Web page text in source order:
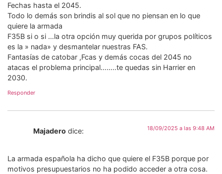
Fechas hasta el 2045.
Todo lo demás son brindis al sol que no piensan en lo que
quiere la armada
F35B si o si …la otra opción muy querida por grupos políticos
es la » nada» y desmantelar nuestras FAS.
Fantasías de catobar ,Fcas y demás cocas del 2045 no
atacas el problema principal……..te quedas sin Harrier en
2030.
Responder
Majadero dice: 18/09/2025 a las 9:48 AM
La armada española ha dicho que quiere el F35B porque por
motivos presupuestarios no ha podido acceder a otra cosa.